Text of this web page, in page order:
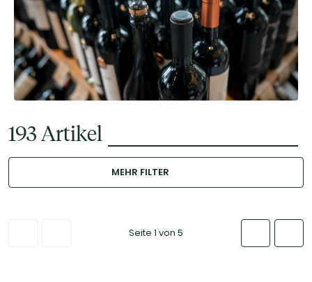
193 Artikel
MEHR FILTER
Seite 1 von 5